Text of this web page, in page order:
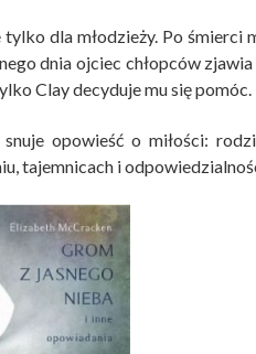
dla młodzieży. Po śmierci
dnia ojciec chłopców
Clay decyduje mu się pomóc.
opowieść o miłości:
tajemnicach i